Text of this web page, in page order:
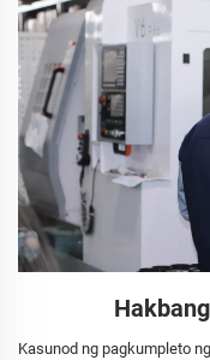
Kasunod ng pagkumpleto